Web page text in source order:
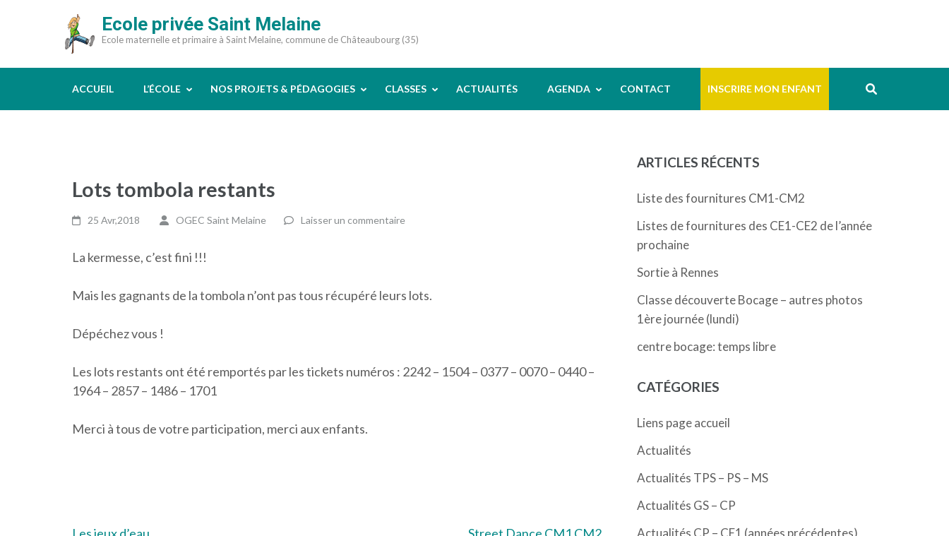
(Pressez
Ecole privée Saint Melaine
Ecole maternelle et primaire à Saint Melaine, commune de Châteaubourg (35)
ACCUEIL L’ÉCOLE NOS PROJETS & PÉDAGOGIES CLASSES ACTUALITÉS AGENDA CONTACT INSCRIRE MON ENFANT
Lots tombola restants
25 Avr,2018 OGEC Saint Melaine Laisser un commentaire
La kermesse, c’est fini !!!
Mais les gagnants de la tombola n’ont pas tous récupéré leurs lots.
Dépéchez vous !
Les lots restants ont été remportés par les tickets numéros : 2242 – 1504 – 0377 – 0070 – 0440 –
1964 – 2857 – 1486 – 1701
Merci à tous de votre participation, merci aux enfants.
ARTICLES RÉCENTS
Liste des fournitures CM1-CM2
Listes de fournitures des CE1-CE2 de l’année
prochaine
Sortie à Rennes
Classe découverte Bocage – autres photos
1ère journée (lundi)
centre bocage: temps libre
CATÉGORIES
Liens page accueil
Actualités
Actualités TPS – PS – MS
Actualités GS – CP
Actualités CP – CE1 (années précédentes)